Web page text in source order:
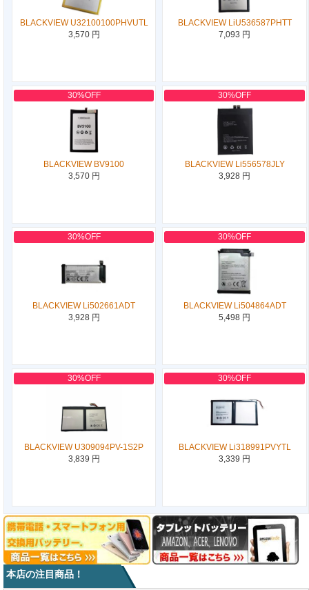
BLACKVIEW U32100100PHVUTL
3,570 円
BLACKVIEW LiU536587PHTT
7,093 円
30%OFF
BLACKVIEW BV9100
3,570 円
30%OFF
BLACKVIEW Li556578JLY
3,928 円
30%OFF
BLACKVIEW Li502661ADT
3,928 円
30%OFF
BLACKVIEW Li504864ADT
5,498 円
30%OFF
BLACKVIEW U309094PV-1S2P
3,839 円
30%OFF
BLACKVIEW Li318991PVYTL
3,339 円
本店の注目商品！